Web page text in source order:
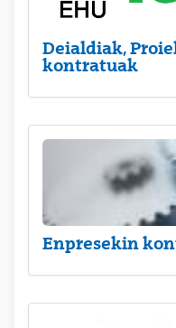
Deialdiak,
kontratuak
Enpresekin